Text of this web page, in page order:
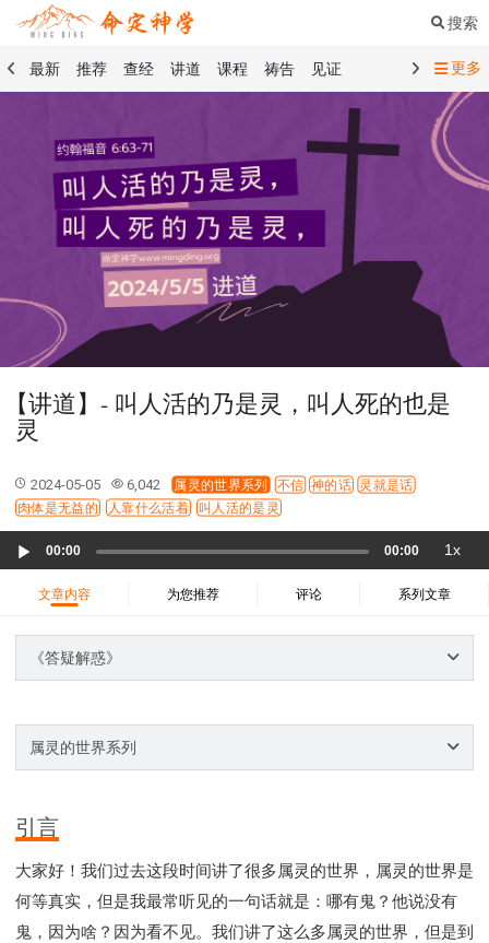
搜索
最新 推荐 查经 讲道 课程 祷告
见证
查经精选
见证精选
101课程 创世记 马太福音
洗礼礼文
圣餐礼文 01 创世记
02 出埃及记
03 利未记
04 民数记 05 申命记
06 约书亚记
08 路得记
09 撒母耳记上
10 撒母耳记下
11 列王纪上
12 列王纪下
15 以斯拉记
16 尼希米记
19 诗篇
20 箴言 21 传道书
23 以赛亚书
25 耶利米哀歌
27 但以理书
28 何西阿书
29 约珥书
37 哈该书
38 撒迦利亚书
39 玛拉基书
40 马太福音
41 马可福音
42 路加福音
43 约翰福音
46 哥林多前书
47 哥林多后书
48 加拉太书
52 帖撒罗尼迦前书
57 腓利门书
58 希伯来书 59 雅各书
60 彼得前书
61 彼得后书
62 约翰一书
神的愤怒系列
管理系列
信仰根基系列 命定系列
建立荣耀教会
更多
【讲道】- 叫人活的乃是灵，叫人死的也是
灵
2024-05-05 6,042 属灵的世界系列 不信 神的话 灵就是话
肉体是无益的
人靠什么活着 叫人活的是灵
Player
00:00 00:00 1x
文章内容 为您推荐 评论 系列文章
《答疑解惑》
属灵的世界系列
引言
大家好！我们过去这段时间讲了很多属灵的世界，属灵的世界是
何等真实，但是我最常听见的一句话就是：哪有鬼？他说没有
鬼，因为啥？因为看不见。我们讲了这么多属灵的世界，但是到